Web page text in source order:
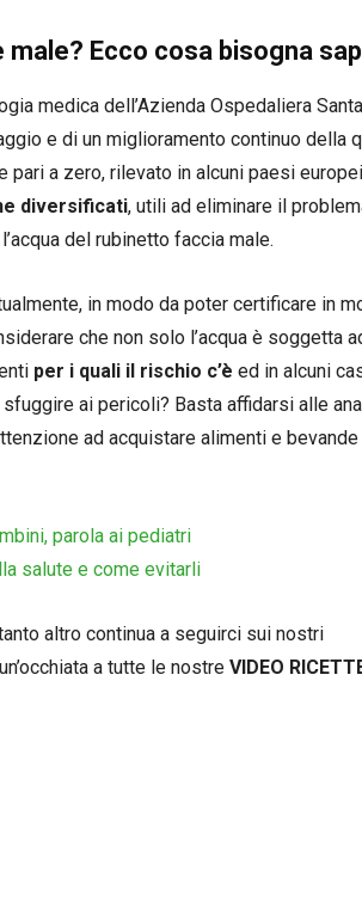
Ecco cosa bisogna
medica dell’Azienda Ospedaliera
e di un miglioramento continuo della
a zero, rilevato in alcuni paesi
diversificati, utili ad eliminare il
del rubinetto faccia male.
in modo da poter certificare in
che non solo l’acqua è soggetta
per i quali il rischio c’è ed in alcuni
ai pericoli? Basta affidarsi alle
ad acquistare alimenti e bevande
parola ai pediatri
salute e come evitarli
altro continua a seguirci sui nostri
a tutte le nostre VIDEO